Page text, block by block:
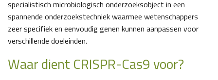
specialistisch microbiologisch onderzoeksobject in een
spannende onderzoekstechniek waarmee wetenschappers
zeer specifiek en eenvoudig genen kunnen aanpassen voor
verschillende doeleinden.
Waar dient CRISPR-Cas9 voor?